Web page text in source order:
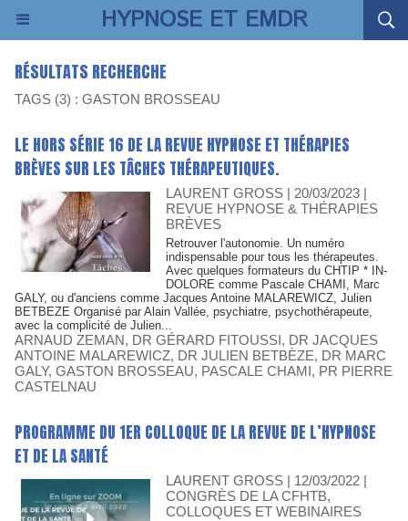
HYPNOSE ET EMDR
RÉSULTATS RECHERCHE
TAGS (3) : GASTON BROSSEAU
LE HORS SÉRIE 16 DE LA REVUE HYPNOSE ET THÉRAPIES
BRÈVES SUR LES TÂCHES THÉRAPEUTIQUES.
LAURENT GROSS | 20/03/2023 |
REVUE HYPNOSE & THÉRAPIES
BRÈVES
Retrouver l'autonomie. Un numéro
indispensable pour tous les thérapeutes.
Avec quelques formateurs du CHTIP * IN-
DOLORE comme Pascale CHAMI, Marc
GALY, ou d'anciens comme Jacques Antoine MALAREWICZ, Julien
BETBEZE Organisé par Alain Vallée, psychiatre, psychothérapeute,
avec la complicité de Julien...
ARNAUD ZEMAN, DR GÉRARD FITOUSSI, DR JACQUES
ANTOINE MALAREWICZ, DR JULIEN BETBÈZE, DR MARC
GALY, GASTON BROSSEAU, PASCALE CHAMI, PR PIERRE
CASTELNAU
PROGRAMME DU 1ER COLLOQUE DE LA REVUE DE L’HYPNOSE
ET DE LA SANTÉ
LAURENT GROSS | 12/03/2022 |
CONGRÈS DE LA CFHTB,
COLLOQUES ET WEBINAIRES